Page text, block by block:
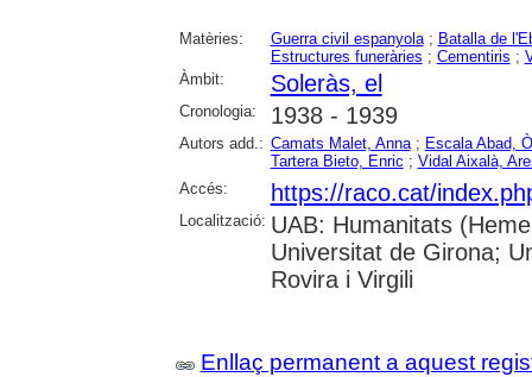
Matèries: Guerra civil espanyola; Batalla de
Estructures funeràries ; Cementiris ;
Àmbit:
Soleràs, el
Cronologia: 1938 - 1939
Autors add.: Camats Malet, Anna; Escala Abad,
Tartera Bieto, Enric ; Vidal Aixalà,
Accés:
https://raco.cat/
Localització: UAB: Humanitats
Universitat de Girona;
Rovira i Virgili
Enllaç permanent a aquest